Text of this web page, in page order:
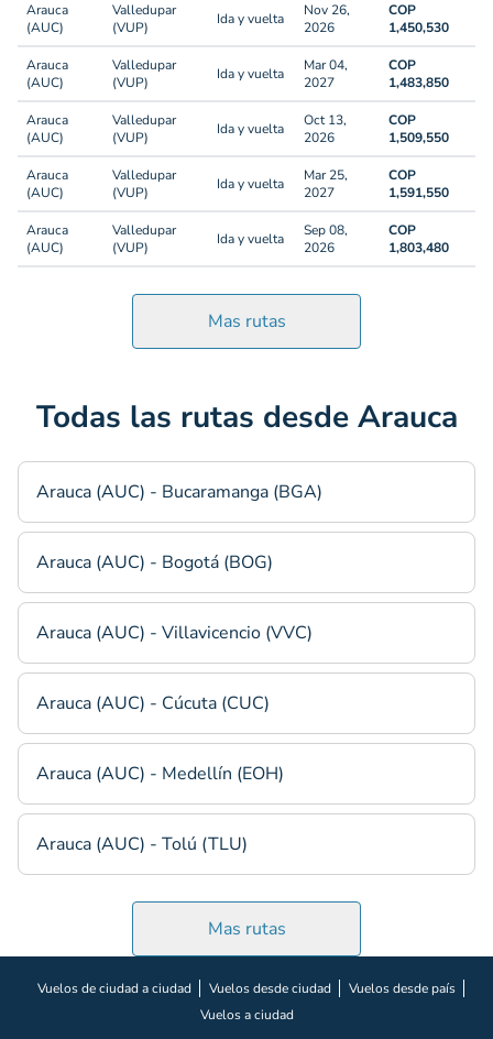
Arauca
(AUC)
Valledupar
(VUP)
Ida y vuelta
Nov 26,
2026
COP
1,450,530
Arauca
(AUC)
Valledupar
(VUP)
Ida y vuelta
Mar 04,
2027
COP
1,483,850
Arauca
(AUC)
Valledupar
(VUP)
Ida y vuelta
Oct 13,
2026
COP
1,509,550
Arauca
(AUC)
Valledupar
(VUP)
Ida y vuelta
Mar 25,
2027
COP
1,591,550
Arauca
(AUC)
Valledupar
(VUP)
Ida y vuelta
Sep 08,
2026
COP
1,803,480
Mas rutas
Todas las rutas desde Arauca
Arauca (AUC) - Bucaramanga (BGA)
Arauca (AUC) - Bogotá (BOG)
Arauca (AUC) - Villavicencio (VVC)
Arauca (AUC) - Cúcuta (CUC)
Arauca (AUC) - Medellín (EOH)
Arauca (AUC) - Tolú (TLU)
Mas rutas
Vuelos de ciudad a ciudad Vuelos desde ciudad
Vuelos desde país
Vuelos a ciudad